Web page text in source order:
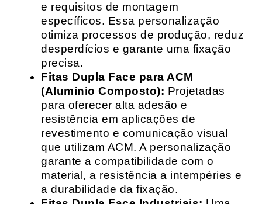
e requisitos de montagem
específicos. Essa personalização
otimiza processos de produção, reduz
desperdícios e garante uma fixação
precisa.
Fitas Dupla Face para ACM
(Alumínio Composto): Projetadas
para oferecer alta adesão e
resistência em aplicações de
revestimento e comunicação visual
que utilizam ACM. A personalização
garante a compatibilidade com o
material, a resistência a intempéries e
a durabilidade da fixação.